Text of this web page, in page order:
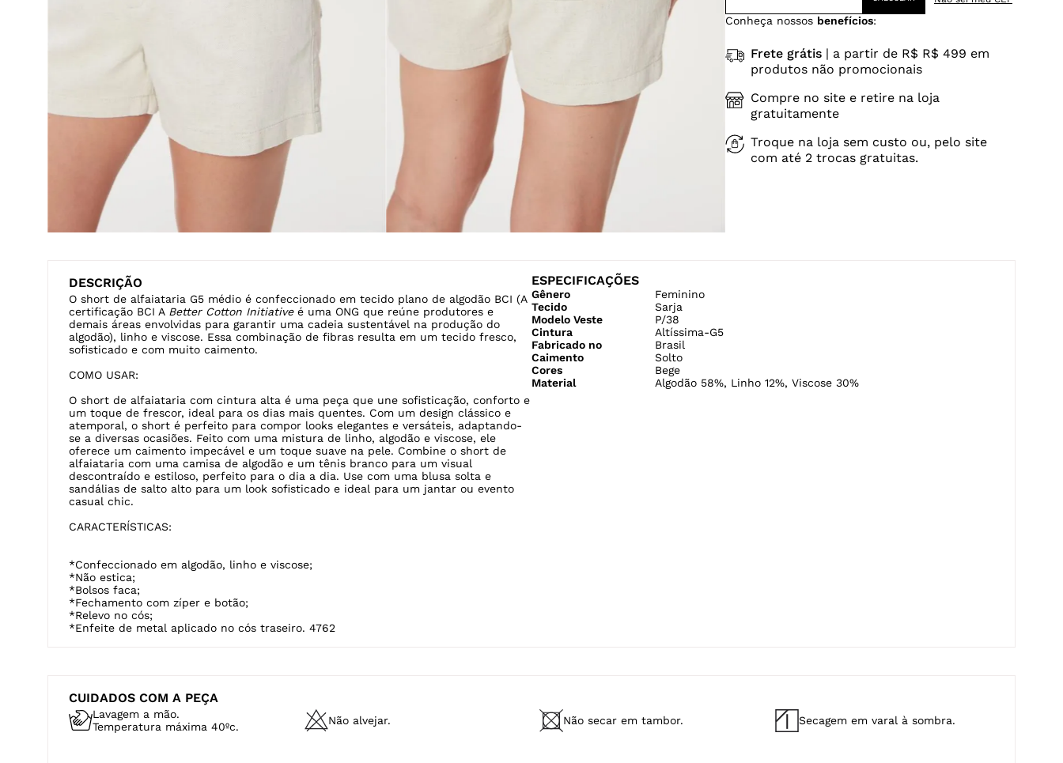
Conheça nossos benefícios:
Frete grátis| a partir de R$ R$ 499 em
produtos não promocionais
Compre no site e retire na loja
gratuitamente
Troque na loja sem custo ou, pelo site
com até 2 trocas gratuitas.
DESCRIÇÃO
O short de alfaiataria G5 médio é confeccionado em tecido plano de algodão BCI (A
certificação BCI A Better Cotton Initiative é uma ONG que reúne produtores e
demais áreas envolvidas para garantir uma cadeia sustentável na produção do
algodão), linho e viscose. Essa combinação de fibras resulta em um tecido fresco,
sofisticado e com muito caimento.
COMO USAR:
O short de alfaiataria com cintura alta é uma peça que une sofisticação, conforto e
um toque de frescor, ideal para os dias mais quentes. Com um design clássico e
atemporal, o short é perfeito para compor looks elegantes e versáteis, adaptando-
se a diversas ocasiões. Feito com uma mistura de linho, algodão e viscose, ele
oferece um caimento impecável e um toque suave na pele. Combine o short de
alfaiataria com uma camisa de algodão e um tênis branco para um visual
descontraído e estiloso, perfeito para o dia a dia. Use com uma blusa solta e
sandálias de salto alto para um look sofisticado e ideal para um jantar ou evento
casual chic.
CARACTERÍSTICAS:
*Confeccionado em algodão, linho e viscose;
*Não estica;
*Bolsos faca;
*Fechamento com zíper e botão;
*Relevo no cós;
*Enfeite de metal aplicado no cós traseiro. 4762
ESPECIFICAÇÕES
Gênero
Feminino
Tecido
Sarja
Modelo Veste
P/38
Cintura
Altíssima-G5
Fabricado no
Brasil
Caimento
Solto
Cores
Bege
Material
Algodão 58%, Linho 12%, Viscose 30%
CUIDADOS COM A PEÇA
Lavagem a mão.
Temperatura máxima 40ºc.
Não alvejar. Não secar em tambor. Secagem em varal à sombra.